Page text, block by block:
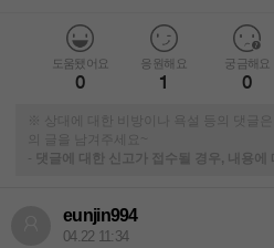
도움됐어요
0
응원해요
1
궁금해요
0
※ 상대에 대한 비방이나 욕설 등의 댓글은
의 글을 남겨주세요~
-
댓글에 대한 신고가 접수될 경우, 내용
eunjin994
04.22 11:34